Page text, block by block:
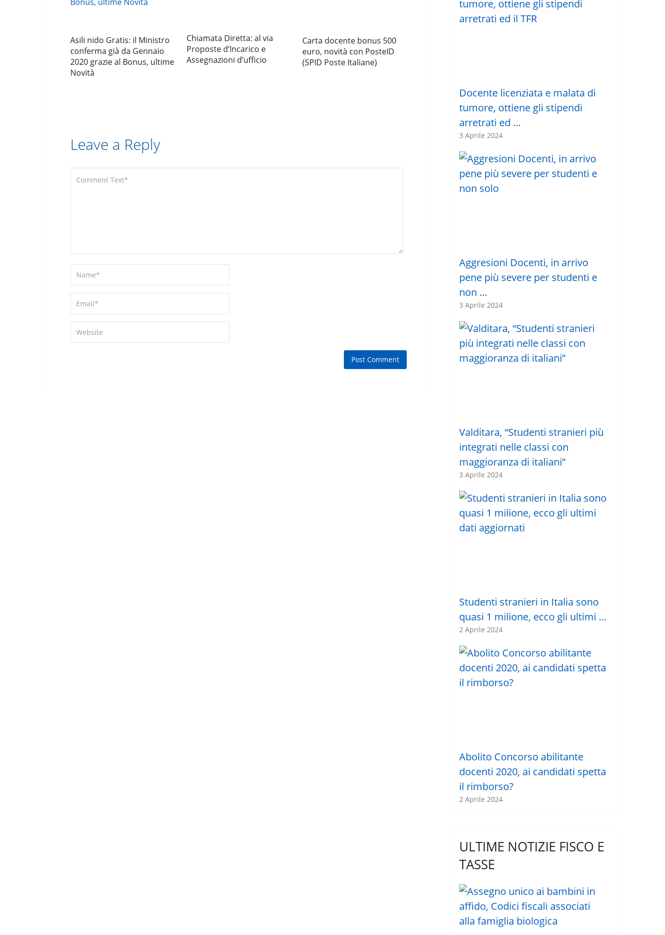
Asili nido Gratis: il Ministro
conferma già da Gennaio
2020 grazie al Bonus, ultime
Novità
Chiamata Diretta: al via
Proposte d’Incarico e
Assegnazioni d’ufficio
Carta docente bonus 500
euro, novità con PosteID
(SPID Poste Italiane)
Leave a Reply
Docente licenziata e malata di
tumore, ottiene gli stipendi
arretrati ed …
3 Aprile 2024
Aggresioni Docenti, in arrivo
pene più severe per studenti e
non …
3 Aprile 2024
Valditara, “Studenti stranieri più
integrati nelle classi con
maggioranza di italiani”
3 Aprile 2024
Studenti stranieri in Italia sono
quasi 1 milione, ecco gli ultimi …
2 Aprile 2024
Abolito Concorso abilitante
docenti 2020, ai candidati spetta
il rimborso?
2 Aprile 2024
ULTIME NOTIZIE FISCO E
TASSE